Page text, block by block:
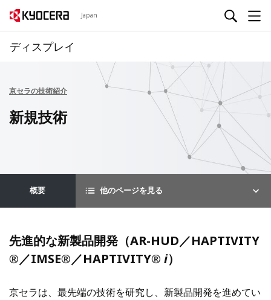
Japan
ディスプレイ
京セラの技術紹介
新規技術
概要 他のページを見る
先進的な新製品開発（AR-HUD／HAPTIVITY
®／IMSE®／HAPTIVITY®i）
京セラは、最先端の技術を研究し、新製品開発を進めてい